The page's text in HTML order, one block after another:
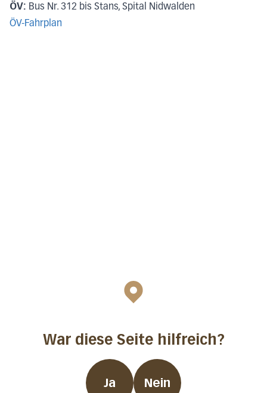
ÖV: Bus Nr. 312 bis Stans, Spital Nidwalden
ÖV-Fahrplan
War diese Seite hilfreich?
Ja Nein